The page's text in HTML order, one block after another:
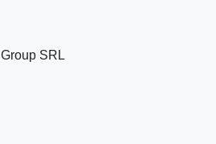
SRL